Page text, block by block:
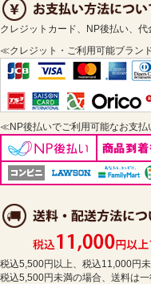
クレジットカード、NP後払い、
≪クレジット・ご利用可能ブラン
≪NP後払いでご利用可能なお支
税込5,500円以上、税込11,000円
税込5,500円未満の場合、送料は一